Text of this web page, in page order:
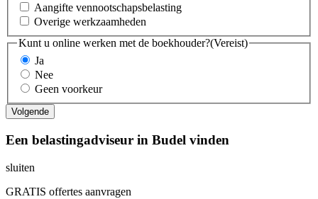
Aangifte vennootschapsbelasting
Overige werkzaamheden
Kunt u online werken met de boekhouder?(Vereist)
Ja
Nee
Geen voorkeur
Een belastingadviseur in Budel vinden
sluiten
GRATIS offertes aanvragen